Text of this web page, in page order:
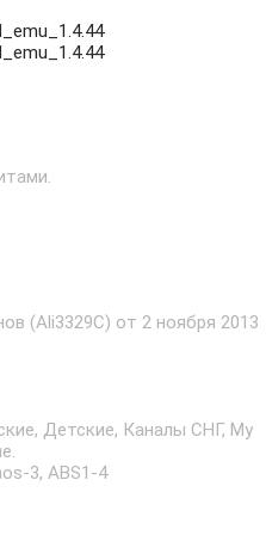
(Ali3329С) от 2 ноября 2013
Детские, Каналы СНГ, Му
3, ABS1-4